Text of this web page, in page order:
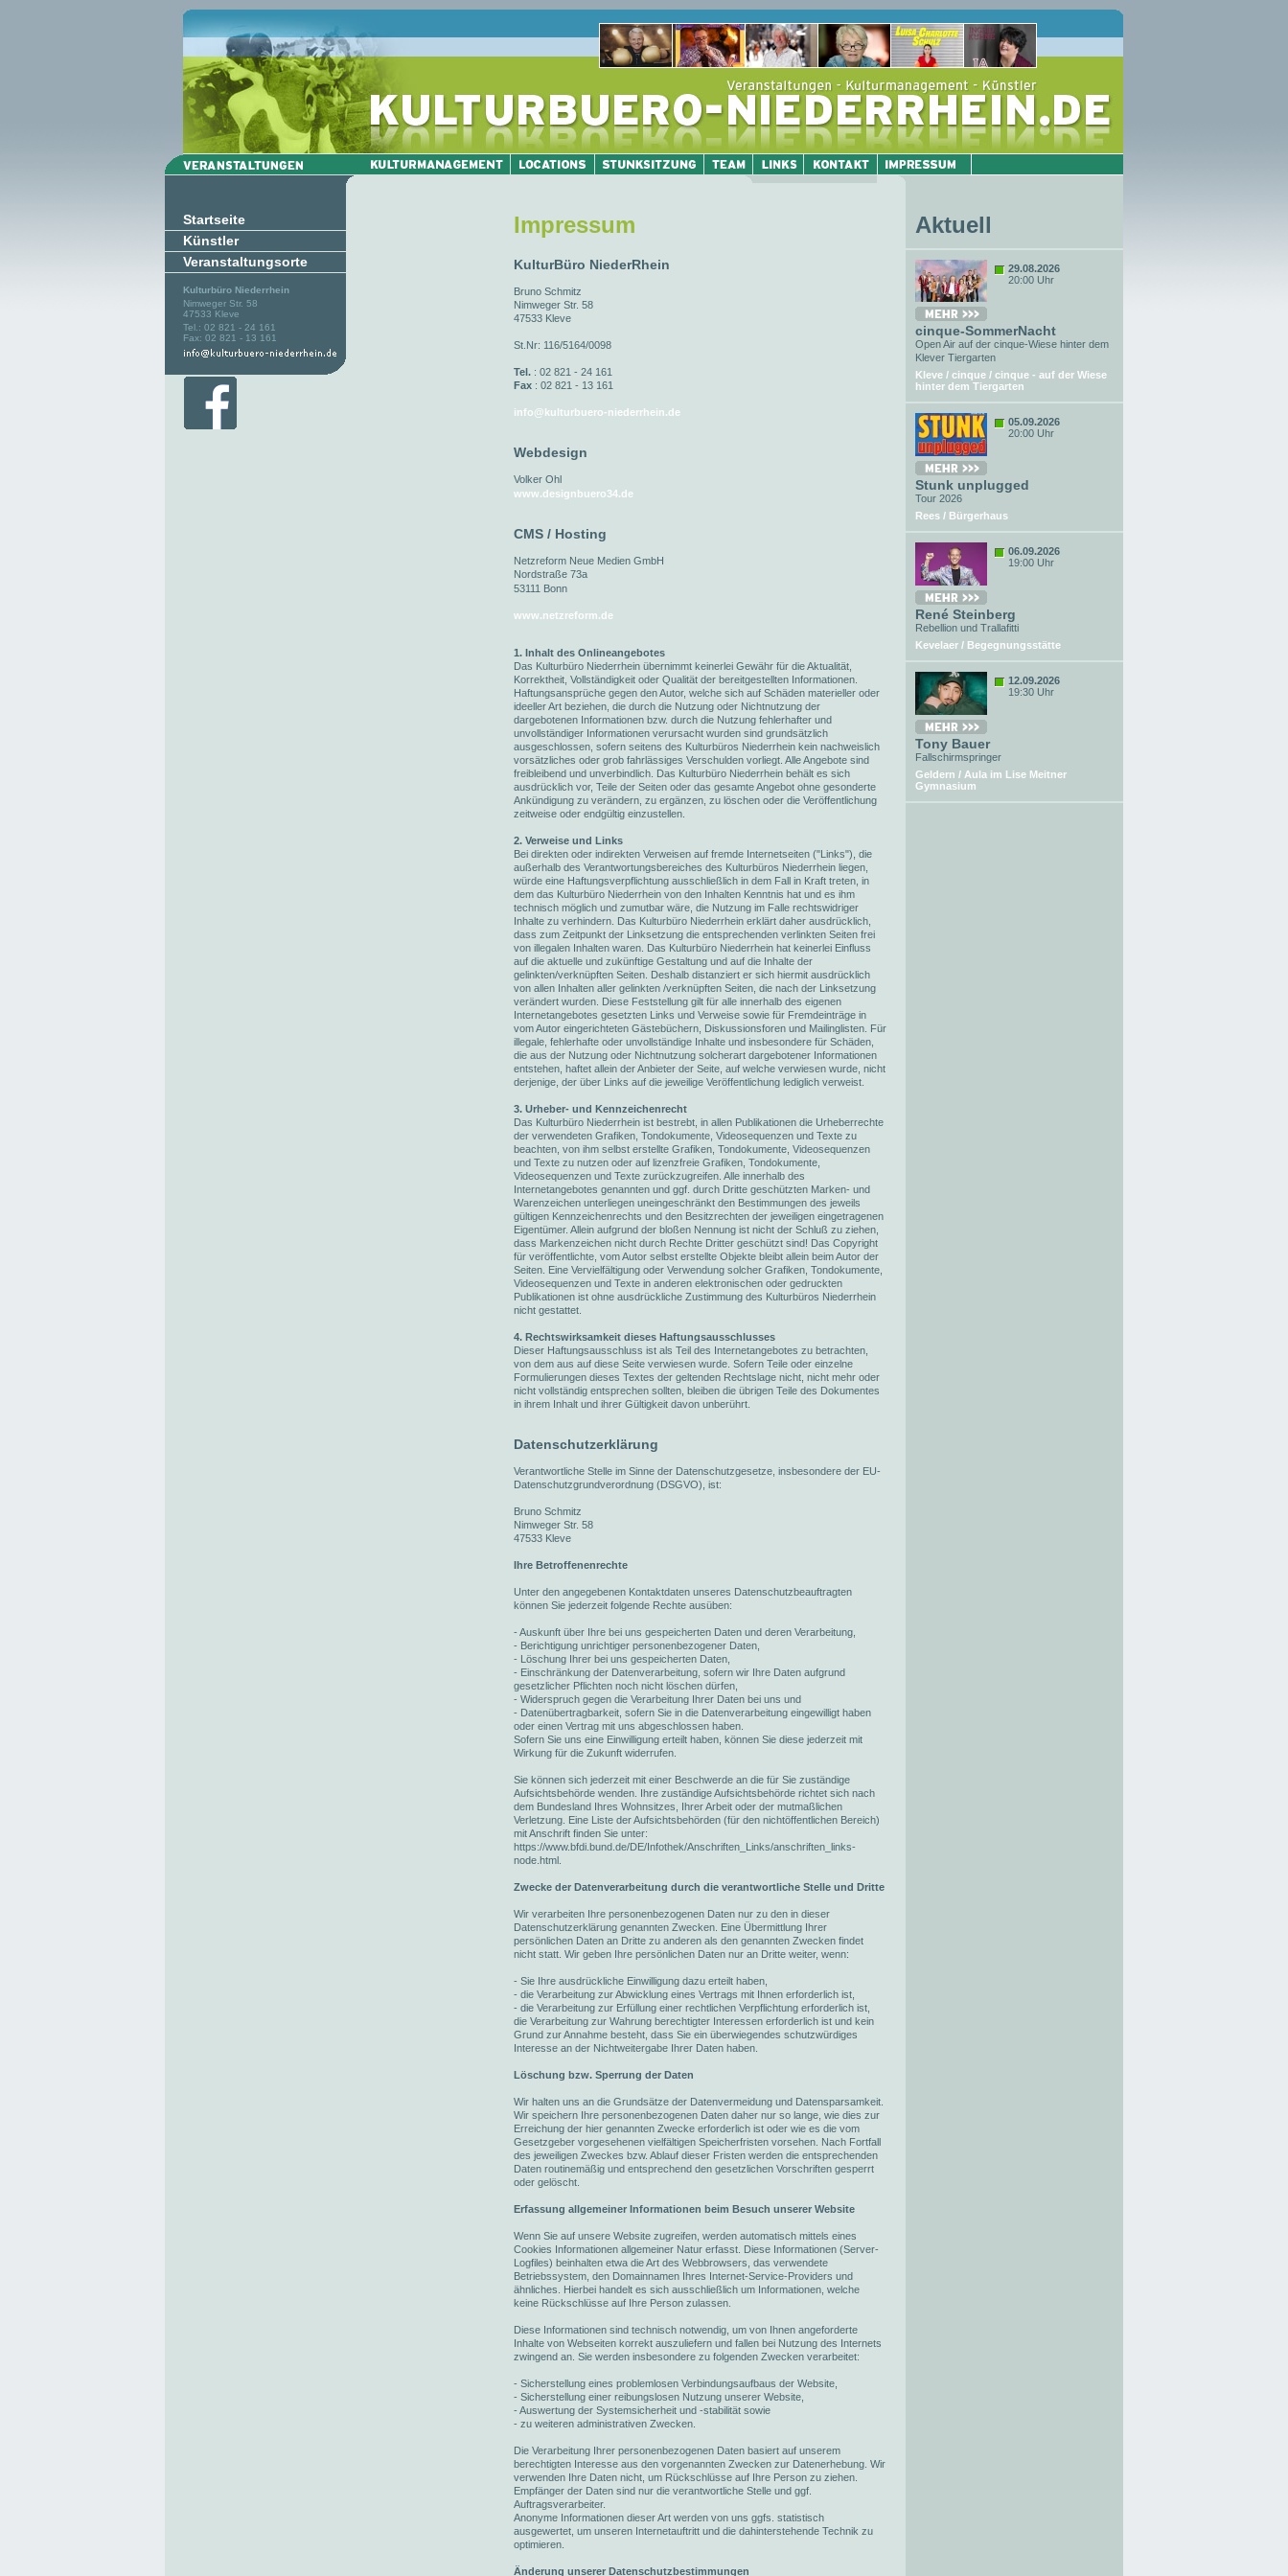
Startseite
Künstler
Veranstaltungsorte
Kulturbüro Niederrhein
Nimweger Str. 58
47533 Kleve
Tel.: 02 821 - 24 161
Fax: 02 821 - 13 161
Impressum
KulturBüro NiederRhein
Bruno Schmitz
Nimweger Str. 58
47533 Kleve
St.Nr: 116/5164/0098
Tel. : 02 821 - 24 161
Fax : 02 821 - 13 161
info@kulturbuero-niederrhein.de
Webdesign
Volker Ohl
www.designbuero34.de
CMS / Hosting
Netzreform Neue Medien GmbH
Nordstraße 73a
53111 Bonn
www.netzreform.de
1. Inhalt des Onlineangebotes
Das Kulturbüro Niederrhein übernimmt keinerlei Gewähr für die Aktualität,
Korrektheit, Vollständigkeit oder Qualität der bereitgestellten Informationen.
Haftungsansprüche gegen den Autor, welche sich auf Schäden materieller oder
ideeller Art beziehen, die durch die Nutzung oder Nichtnutzung der
dargebotenen Informationen bzw. durch die Nutzung fehlerhafter und
unvollständiger Informationen verursacht wurden sind grundsätzlich
ausgeschlossen, sofern seitens des Kulturbüros Niederrhein kein nachweislich
vorsätzliches oder grob fahrlässiges Verschulden vorliegt. Alle Angebote sind
freibleibend und unverbindlich. Das Kulturbüro Niederrhein behält es sich
ausdrücklich vor, Teile der Seiten oder das gesamte Angebot ohne gesonderte
Ankündigung zu verändern, zu ergänzen, zu löschen oder die Veröffentlichung
zeitweise oder endgültig einzustellen.
2. Verweise und Links
Bei direkten oder indirekten Verweisen auf fremde Internetseiten ("Links"), die
außerhalb des Verantwortungsbereiches des Kulturbüros Niederrhein liegen,
würde eine Haftungsverpflichtung ausschließlich in dem Fall in Kraft treten, in
dem das Kulturbüro Niederrhein von den Inhalten Kenntnis hat und es ihm
technisch möglich und zumutbar wäre, die Nutzung im Falle rechtswidriger
Inhalte zu verhindern. Das Kulturbüro Niederrhein erklärt daher ausdrücklich,
dass zum Zeitpunkt der Linksetzung die entsprechenden verlinkten Seiten frei
von illegalen Inhalten waren. Das Kulturbüro Niederrhein hat keinerlei Einfluss
auf die aktuelle und zukünftige Gestaltung und auf die Inhalte der
gelinkten/verknüpften Seiten. Deshalb distanziert er sich hiermit ausdrücklich
von allen Inhalten aller gelinkten /verknüpften Seiten, die nach der Linksetzung
verändert wurden. Diese Feststellung gilt für alle innerhalb des eigenen
Internetangebotes gesetzten Links und Verweise sowie für Fremdeinträge in
vom Autor eingerichteten Gästebüchern, Diskussionsforen und Mailinglisten. Für
illegale, fehlerhafte oder unvollständige Inhalte und insbesondere für Schäden,
die aus der Nutzung oder Nichtnutzung solcherart dargebotener Informationen
entstehen, haftet allein der Anbieter der Seite, auf welche verwiesen wurde, nicht
derjenige, der über Links auf die jeweilige Veröffentlichung lediglich verweist.
3. Urheber- und Kennzeichenrecht
Das Kulturbüro Niederrhein ist bestrebt, in allen Publikationen die Urheberrechte
der verwendeten Grafiken, Tondokumente, Videosequenzen und Texte zu
beachten, von ihm selbst erstellte Grafiken, Tondokumente, Videosequenzen
und Texte zu nutzen oder auf lizenzfreie Grafiken, Tondokumente,
Videosequenzen und Texte zurückzugreifen. Alle innerhalb des
Internetangebotes genannten und ggf. durch Dritte geschützten Marken- und
Warenzeichen unterliegen uneingeschränkt den Bestimmungen des jeweils
gültigen Kennzeichenrechts und den Besitzrechten der jeweiligen eingetragenen
Eigentümer. Allein aufgrund der bloßen Nennung ist nicht der Schluß zu ziehen,
dass Markenzeichen nicht durch Rechte Dritter geschützt sind! Das Copyright
für veröffentlichte, vom Autor selbst erstellte Objekte bleibt allein beim Autor der
Seiten. Eine Vervielfältigung oder Verwendung solcher Grafiken, Tondokumente,
Videosequenzen und Texte in anderen elektronischen oder gedruckten
Publikationen ist ohne ausdrückliche Zustimmung des Kulturbüros Niederrhein
nicht gestattet.
4. Rechtswirksamkeit dieses Haftungsausschlusses
Dieser Haftungsausschluss ist als Teil des Internetangebotes zu betrachten,
von dem aus auf diese Seite verwiesen wurde. Sofern Teile oder einzelne
Formulierungen dieses Textes der geltenden Rechtslage nicht, nicht mehr oder
nicht vollständig entsprechen sollten, bleiben die übrigen Teile des Dokumentes
in ihrem Inhalt und ihrer Gültigkeit davon unberührt.
Datenschutzerklärung
Verantwortliche Stelle im Sinne der Datenschutzgesetze, insbesondere der EU-
Datenschutzgrundverordnung (DSGVO), ist:
Bruno Schmitz
Nimweger Str. 58
47533 Kleve
Ihre Betroffenenrechte
Unter den angegebenen Kontaktdaten unseres Datenschutzbeauftragten
können Sie jederzeit folgende Rechte ausüben:
- Auskunft über Ihre bei uns gespeicherten Daten und deren Verarbeitung,
- Berichtigung unrichtiger personenbezogener Daten,
- Löschung Ihrer bei uns gespeicherten Daten,
- Einschränkung der Datenverarbeitung, sofern wir Ihre Daten aufgrund
gesetzlicher Pflichten noch nicht löschen dürfen,
- Widerspruch gegen die Verarbeitung Ihrer Daten bei uns und
- Datenübertragbarkeit, sofern Sie in die Datenverarbeitung eingewilligt haben
oder einen Vertrag mit uns abgeschlossen haben.
Sofern Sie uns eine Einwilligung erteilt haben, können Sie diese jederzeit mit
Wirkung für die Zukunft widerrufen.
Sie können sich jederzeit mit einer Beschwerde an die für Sie zuständige
Aufsichtsbehörde wenden. Ihre zuständige Aufsichtsbehörde richtet sich nach
dem Bundesland Ihres Wohnsitzes, Ihrer Arbeit oder der mutmaßlichen
Verletzung. Eine Liste der Aufsichtsbehörden (für den nichtöffentlichen Bereich)
mit Anschrift finden Sie unter:
https://www.bfdi.bund.de/DE/Infothek/Anschriften_Links/anschriften_links-
node.html.
Zwecke der Datenverarbeitung durch die verantwortliche Stelle und Dritte
Wir verarbeiten Ihre personenbezogenen Daten nur zu den in dieser
Datenschutzerklärung genannten Zwecken. Eine Übermittlung Ihrer
persönlichen Daten an Dritte zu anderen als den genannten Zwecken findet
nicht statt. Wir geben Ihre persönlichen Daten nur an Dritte weiter, wenn:
- Sie Ihre ausdrückliche Einwilligung dazu erteilt haben,
- die Verarbeitung zur Abwicklung eines Vertrags mit Ihnen erforderlich ist,
- die Verarbeitung zur Erfüllung einer rechtlichen Verpflichtung erforderlich ist,
die Verarbeitung zur Wahrung berechtigter Interessen erforderlich ist und kein
Grund zur Annahme besteht, dass Sie ein überwiegendes schutzwürdiges
Interesse an der Nichtweitergabe Ihrer Daten haben.
Löschung bzw. Sperrung der Daten
Wir halten uns an die Grundsätze der Datenvermeidung und Datensparsamkeit.
Wir speichern Ihre personenbezogenen Daten daher nur so lange, wie dies zur
Erreichung der hier genannten Zwecke erforderlich ist oder wie es die vom
Gesetzgeber vorgesehenen vielfältigen Speicherfristen vorsehen. Nach Fortfall
des jeweiligen Zweckes bzw. Ablauf dieser Fristen werden die entsprechenden
Daten routinemäßig und entsprechend den gesetzlichen Vorschriften gesperrt
oder gelöscht.
Erfassung allgemeiner Informationen beim Besuch unserer Website
Wenn Sie auf unsere Website zugreifen, werden automatisch mittels eines
Cookies Informationen allgemeiner Natur erfasst. Diese Informationen (Server-
Logfiles) beinhalten etwa die Art des Webbrowsers, das verwendete
Betriebssystem, den Domainnamen Ihres Internet-Service-Providers und
ähnliches. Hierbei handelt es sich ausschließlich um Informationen, welche
keine Rückschlüsse auf Ihre Person zulassen.
Diese Informationen sind technisch notwendig, um von Ihnen angeforderte
Inhalte von Webseiten korrekt auszuliefern und fallen bei Nutzung des Internets
zwingend an. Sie werden insbesondere zu folgenden Zwecken verarbeitet:
- Sicherstellung eines problemlosen Verbindungsaufbaus der Website,
- Sicherstellung einer reibungslosen Nutzung unserer Website,
- Auswertung der Systemsicherheit und -stabilität sowie
- zu weiteren administrativen Zwecken.
Die Verarbeitung Ihrer personenbezogenen Daten basiert auf unserem
berechtigten Interesse aus den vorgenannten Zwecken zur Datenerhebung. Wir
verwenden Ihre Daten nicht, um Rückschlüsse auf Ihre Person zu ziehen.
Empfänger der Daten sind nur die verantwortliche Stelle und ggf.
Auftragsverarbeiter.
Anonyme Informationen dieser Art werden von uns ggfs. statistisch
ausgewertet, um unseren Internetauftritt und die dahinterstehende Technik zu
optimieren.
Änderung unserer Datenschutzbestimmungen
Aktuell
29.08.2026
20:00 Uhr
cinque-SommerNacht
Open Air auf der cinque-Wiese hinter dem
Klever Tiergarten
Kleve / cinque / cinque - auf der Wiese
hinter dem Tiergarten
05.09.2026
20:00 Uhr
Stunk unplugged
Tour 2026
Rees / Bürgerhaus
06.09.2026
19:00 Uhr
René Steinberg
Rebellion und Trallafitti
Kevelaer / Begegnungsstätte
12.09.2026
19:30 Uhr
Tony Bauer
Fallschirmspringer
Geldern / Aula im Lise Meitner
Gymnasium